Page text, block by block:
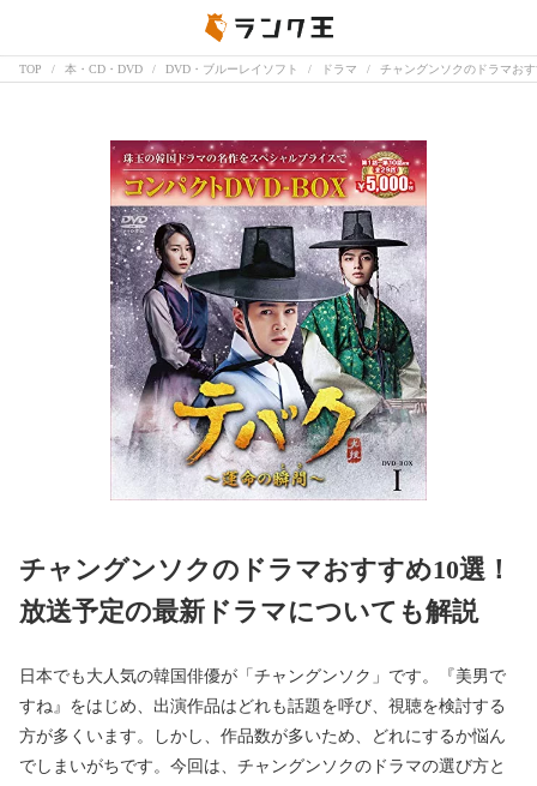
TOP 本・CD・DVD DVD・ブルーレイソフト ドラマ チャングンソクのドラマお
チャングンソクのドラマおすすめ10選！
放送予定の最新ドラマについても解説
日本でも大人気の韓国俳優が「チャングンソク」です。『美男で
すね』をはじめ、出演作品はどれも話題を呼び、視聴を検討する
方が多くいます。しかし、作品数が多いため、どれにするか悩ん
でしまいがちです。今回は、チャングンソクのドラマの選び方と